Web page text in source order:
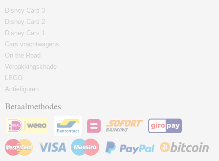
Disney Cars 3
Disney Cars 2
Disney Cars 1
Cars vrachtwagens
On the Road
Verpakkingschade
LEGO
Actiefiguren
Betaalmethodes